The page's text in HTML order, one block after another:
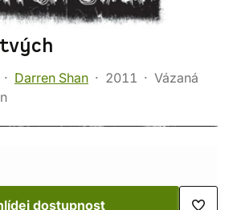
Darren Shan 2011
Vázaná
dostupnost